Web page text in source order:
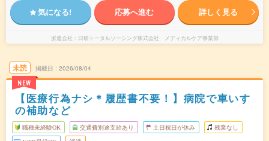
気になる! 応募へ進む 詳しく見る
派遣会社 日研トータルソーシング株式会社 メディカルケア事業部
未読
NEW
掲載日 2026/08/04
【医療行為ナシ＊履歴書不要！】病院で車いす
の補助など
職種未経験OK 交通費別途支給あり 土日祝日が休み 残業なし